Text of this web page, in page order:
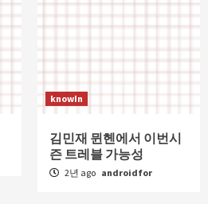
knowIn
김민재 뮌헨에서 이번시
즌 트레블 가능성
2년 ago androidfor